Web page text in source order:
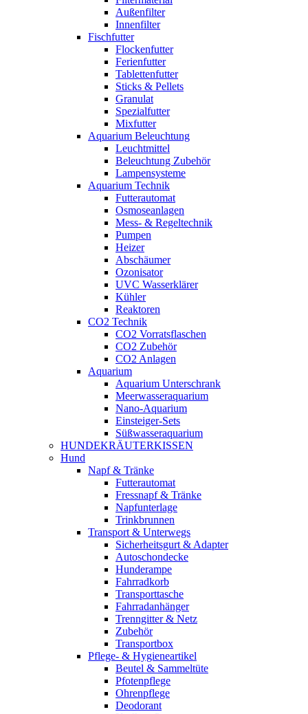
Außenfilter
Innenfilter
Fischfutter
Flockenfutter
Ferienfutter
Tablettenfutter
Sticks & Pellets
Granulat
Spezialfutter
Mixfutter
Aquarium Beleuchtung
Leuchtmittel
Beleuchtung Zubehör
Lampensysteme
Aquarium Technik
Futterautomat
Osmoseanlagen
Mess- & Regeltechnik
Pumpen
Heizer
Abschäumer
Ozonisator
UVC Wasserklärer
Kühler
Reaktoren
CO2 Technik
CO2 Vorratsflaschen
CO2 Zubehör
CO2 Anlagen
Aquarium
Aquarium Unterschrank
Meerwasseraquarium
Nano-Aquarium
Einsteiger-Sets
Süßwasseraquarium
HUNDEKRÄUTERKISSEN
Hund
Napf & Tränke
Futterautomat
Fressnapf & Tränke
Napfunterlage
Trinkbrunnen
Transport & Unterwegs
Sicherheitsgurt & Adapter
Autoschondecke
Hunderampe
Fahrradkorb
Transporttasche
Fahrradanhänger
Trenngitter & Netz
Zubehör
Transportbox
Pflege- & Hygieneartikel
Beutel & Sammeltüte
Pfotenpflege
Ohrenpflege
Deodorant